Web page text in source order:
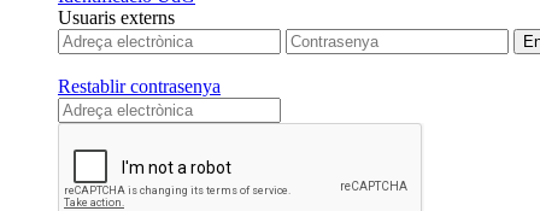
Usuaris externs
Restablir contrasenya